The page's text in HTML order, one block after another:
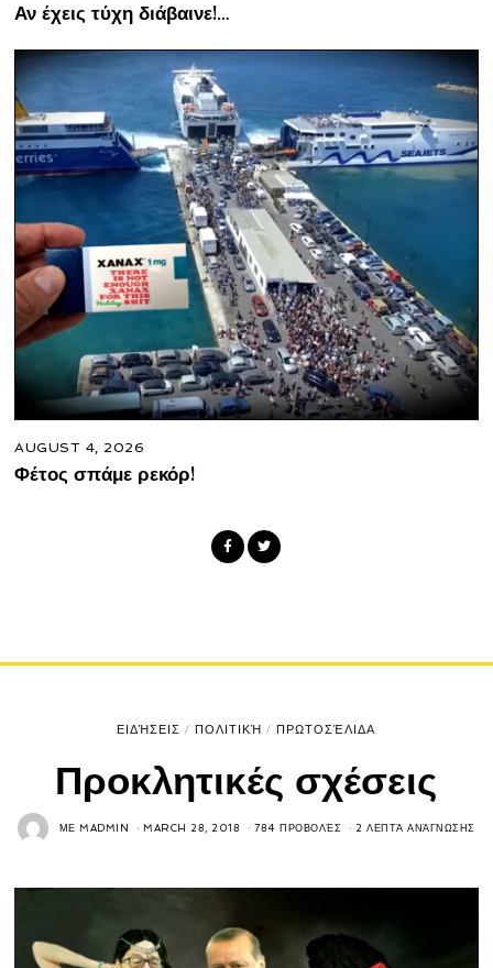
Αν έχεις τύχη διάβαινε!…
AUGUST 4, 2026
Φέτος σπάμε ρεκόρ!
ΕΙΔΉΣΕΙΣ / ΠΟΛΙΤΙΚΉ / ΠΡΩΤΟΣΈΛΙΔΑ
Προκλητικές σχέσεις
ΜΕMADMIN MARCH 28, 2018 784 ΠΡΟΒΟΛΈΣ 2 ΛΕΠΤΆ ΑΝΆΓΝΩΣΗΣ